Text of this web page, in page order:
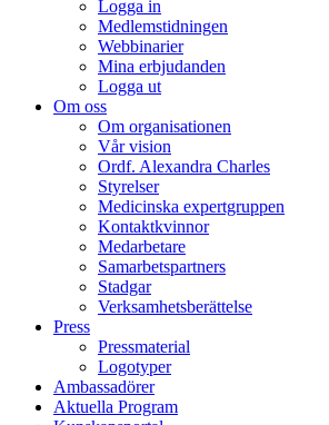
Logga in
Medlemstidningen
Webbinarier
Mina erbjudanden
Logga ut
Om oss
Om organisationen
Vår vision
Ordf. Alexandra Charles
Styrelser
Medicinska expertgruppen
Kontaktkvinnor
Medarbetare
Samarbetspartners
Stadgar
Verksamhetsberättelse
Press
Pressmaterial
Logotyper
Ambassadörer
Aktuella Program